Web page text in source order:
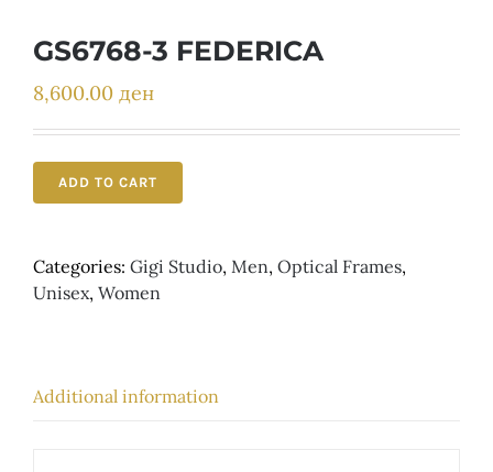
GS6768-3 FEDERICA
8,600.00 ден
ADD TO CART
Categories: Gigi Studio, Men, Optical Frames,
Unisex, Women
Additional information